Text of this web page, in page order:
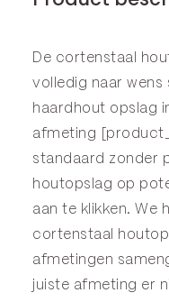
De cortenstaal
volledig naar wens
haardhout opslag
afmeting
standaard zonder
houtopslag op
aan te klikken. We
cortenstaal
afmetingen
juiste afmeting er